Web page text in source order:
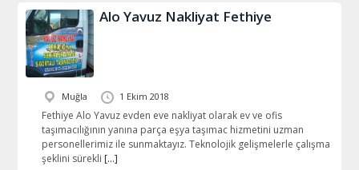
Alo Yavuz Nakliyat Fethiye
Muğla 1 Ekim 2018
Fethiye Alo Yavuz evden eve nakliyat olarak ev ve ofis
taşımacılığının yanına parça eşya taşımac hizmetini uzman
personellerimiz ile sunmaktayız. Teknolojik gelişmelerle çalışma
şeklini sürekli […]